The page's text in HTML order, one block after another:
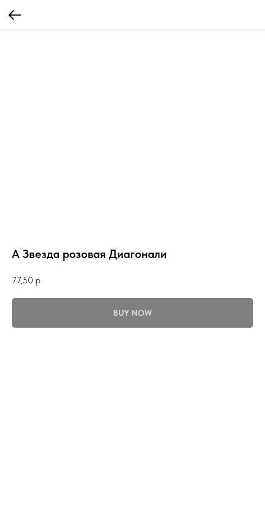
А Звезда розовая Диагонали
77,50 р.
BUY NOW